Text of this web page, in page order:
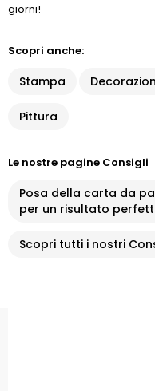
giorni!
Scopri anche:
Stampa
Pittura
Le nostre pagine Consigli
Posa della carta da
per un risultato
Scopri tutti i nostri